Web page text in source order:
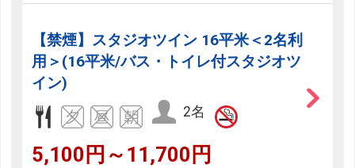
【禁煙】スタジオツイン 16平米＜2名利
用＞(16平米/バス・トイレ付スタジオツ
イン)
2名
5,100円～11,700円